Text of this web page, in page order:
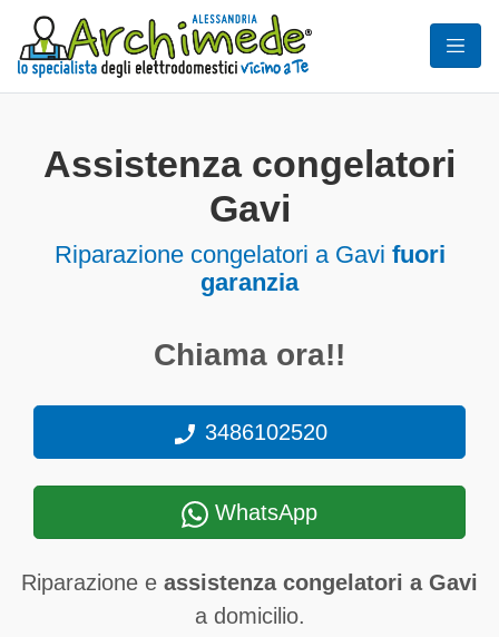
Assistenza congelatori
Gavi
Riparazione congelatori a Gavi fuori
garanzia
Chiama ora!!
3486102520
WhatsApp
Riparazione e assistenza congelatori a Gavi
a domicilio.